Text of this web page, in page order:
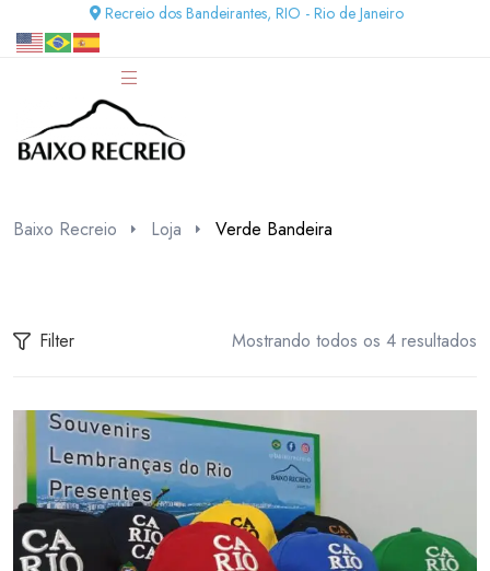
Recreio dos Bandeirantes, RIO - Rio de Janeiro
Baixo Recreio Loja Verde Bandeira
Filter Mostrando todos os 4 resultados